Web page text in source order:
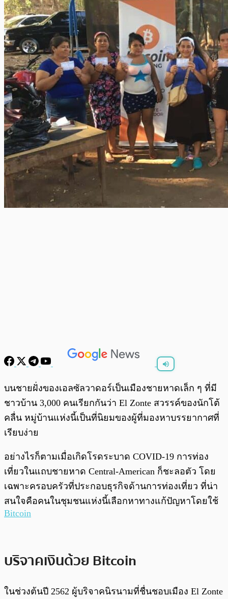
พร้อมเล่น /
บนชายฝั่งของเอลซัลวาดอร์เป็นเมืองชายหาดเล็ก ๆ ที่มี
ชาวบ้าน 3,000 คนเรียกกันว่า El Zonte สวรรค์ของนักโต้
คลื่น หมู่บ้านแห่งนี้เป็นที่นิยมของผู้ที่มองหาบรรยากาศที่
เรียบง่าย
อย่างไรก็ตามเมื่อเกิดโรดระบาด COVID-19 การท่อง
เที่ยวในแถบชายหาด Central-American ก็ชะลอตัว โดย
เฉพาะครอบครัวที่ประกอบธุรกิจด้านการท่องเที่ยว ที่น่า
สนใจคือคนในชุมชนแห่งนี้เลือกหาทางแก้ปัญหาโดยใช้
Bitcoin
บริจาคเงินด้วย Bitcoin
ในช่วงต้นปี 2562 ผู้บริจาคนิรนามที่ชื่นชอบเมือง El Zonte